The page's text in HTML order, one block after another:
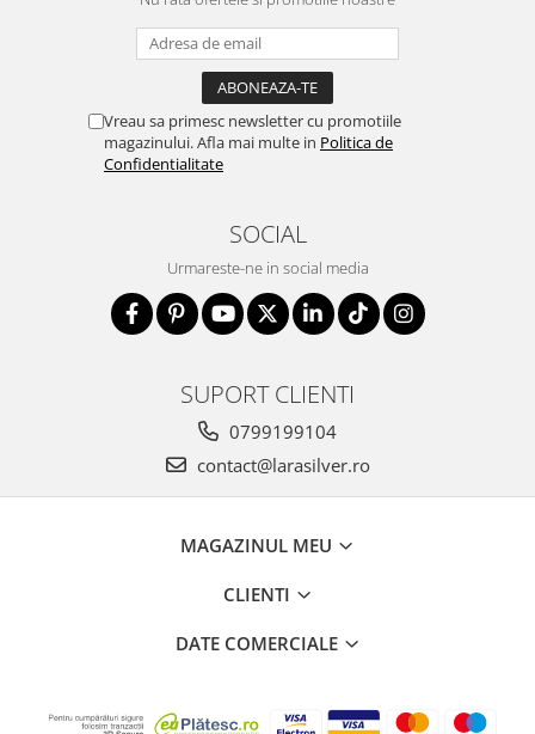
Vreau sa primesc newsletter cu promotiile
magazinului. Afla mai multe in Politica de
Confidentialitate
SOCIAL
Urmareste-ne in social media
SUPORT CLIENTI
0799199104
contact@larasilver.ro
MAGAZINUL MEU
CLIENTI
DATE COMERCIALE